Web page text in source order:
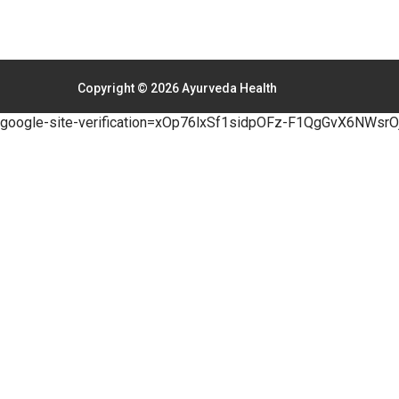
Copyright © 2026 Ayurveda Health
google-site-verification=xOp76lxSf1sidpOFz-